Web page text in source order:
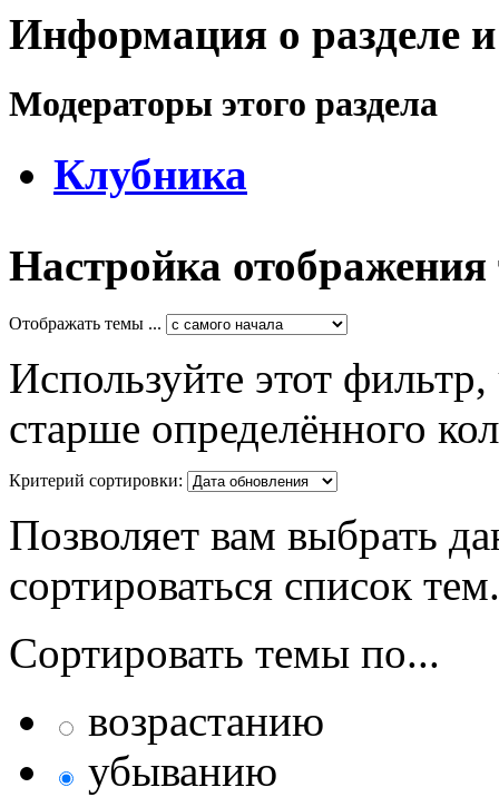
Информация о разделе
Модераторы этого раздела
Клубника
Настройка отображения
Отображать темы ...
Используйте этот
старше определённого
Критерий сортировки:
Позволяет вам выбрать
сортироваться список тем.
Сортировать темы по...
возрастанию
убыванию